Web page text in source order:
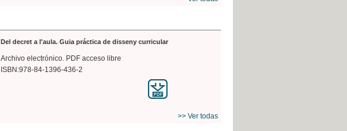
Del decret a l'aula. Guia práctica de disseny curricular
Archivo electrónico. PDF acceso libre
ISBN:978-84-1396-436-2
>> Ver todas